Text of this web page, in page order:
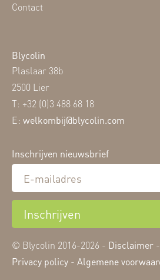
Contact
Blycolin
Plaslaar 38b
2500 Lier
T: +32 (0)3 488 68 18
E: welkombij@blycolin.com
Inschrijven nieuwsbrief
Inschrijven
© Blycolin 2016-2026 - Disclaimer -
Privacy policy - Algemene